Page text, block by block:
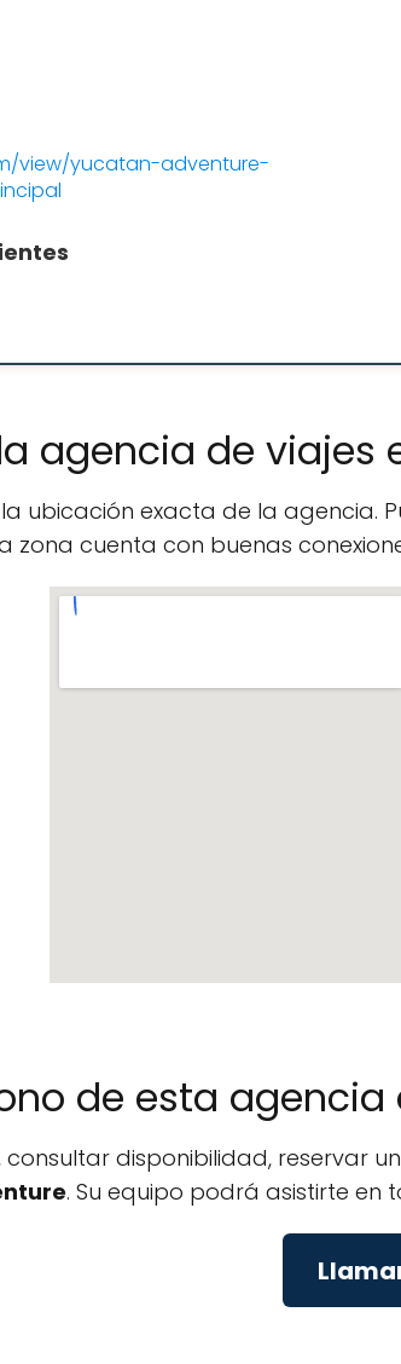
view/yucatan-adventure-
agencia de viajes
ubicación exacta de la agencia.
zona cuenta con buenas
de esta agencia
consultar disponibilidad, reservar
. Su equipo podrá asistirte en